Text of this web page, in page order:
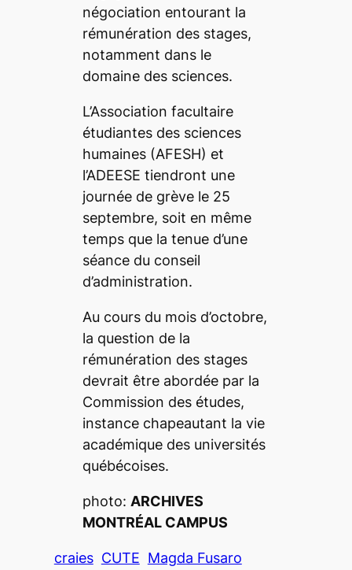
négociation entourant la
rémunération des stages,
notamment dans le
domaine des sciences.
L’Association facultaire
étudiantes des sciences
humaines (AFESH) et
l’ADEESE tiendront une
journée de grève le 25
septembre, soit en même
temps que la tenue d’une
séance du conseil
d’administration.
Au cours du mois d’octobre,
la question de la
rémunération des stages
devrait être abordée par la
Commission des études,
instance chapeautant la vie
académique des universités
québécoises.
photo: ARCHIVES
MONTRÉAL CAMPUS
craies CUTE Magda Fusaro